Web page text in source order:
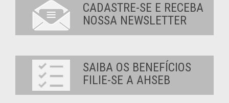
CADASTRE-SE E RECEBA
NOSSA NEWSLETTER
SAIBA OS BENEFÍCIOS
FILIE-SE A AHSEB